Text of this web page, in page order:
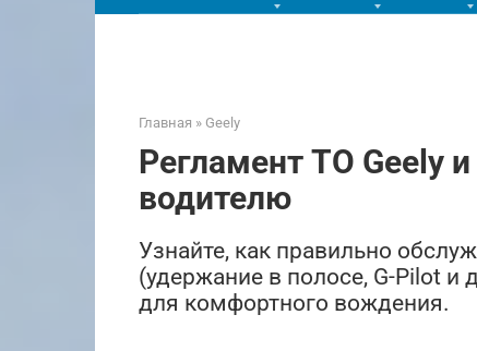
Главная » Geely
Регламент ТО Geely
водителю
Узнайте, как правильно
(удержание в полосе, G-Pilot
для комфортного вождения.